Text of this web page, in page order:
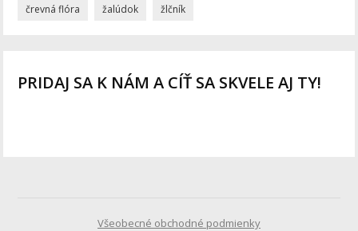
črevná flóra žalúdok žlčník
PRIDAJ SA K NÁM A CÍŤ SA SKVELE AJ TY!
Všeobecné obchodné podmienky